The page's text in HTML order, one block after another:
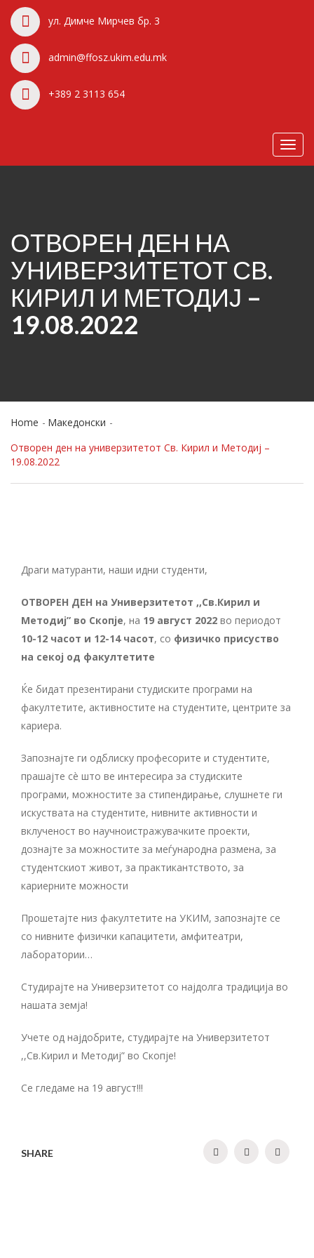
ул. Димче Мирчев бр. 3
admin@ffosz.ukim.edu.mk
+389 2 3113 654
ОТВОРЕН ДЕН НА
УНИВЕРЗИТЕТОТ СВ.
КИРИЛ И МЕТОДИЈ –
19.08.2022
Home
Македонски
Отворен ден на универзитетот Св. Кирил и Методиј –
19.08.2022
Драги матуранти, наши идни студенти,
ОТВОРЕН ДЕН на Универзитетот ,,Св.Кирил и
Методиј” во Скопје, на 19 август 2022 во периодот
10-12 часот и 12-14 часот, со физичко присуство
на секој од факултетите
Ќе бидат презентирани студиските програми на
факултетите, активностите на студентите, центрите за
кариера.
Запознајте ги одблиску професорите и студентите,
прашајте сè што ве интересира за студиските
програми, можностите за стипендирање, слушнете ги
искуствата на студентите, нивните активности и
вклученост во научноистражувачките проекти,
дознајте за можностите за меѓународна размена, за
студентскиот живот, за практикантството, за
кариерните можности
Прошетајте низ факултетите на УКИМ, запознајте се
со нивните физички капацитети, амфитеатри,
лаборатории…
Студирајте на Универзитетот со најдолга традиција во
нашата земја!
Учете од најдобрите, студирајте на Универзитетот
,,Св.Кирил и Методиј” во Скопје!
Се гледаме на 19 август!!!
SHARE